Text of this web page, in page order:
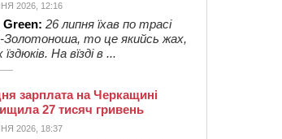
2026, 12:16
26 липня їхав по трасі
Золотоноша, то це якийсь жах,
їздюків. На вїзді в ...
зарплата на Черкащині
27 тисяч гривень
2026, 18:37